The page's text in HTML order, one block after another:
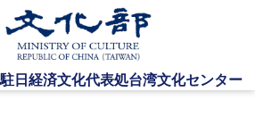
ロックにジャンプします